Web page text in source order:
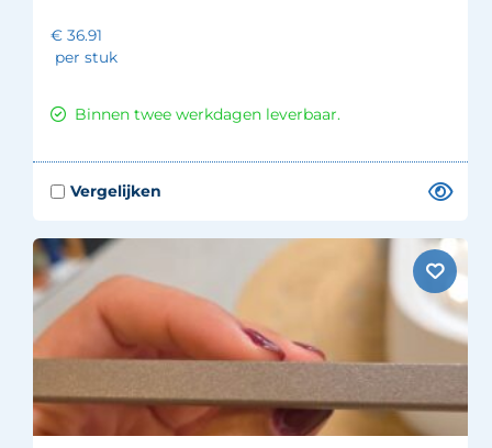
€ 36.91
per stuk
Binnen twee werkdagen leverbaar.